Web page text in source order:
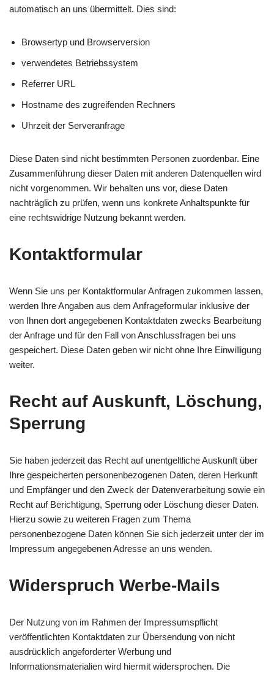
automatisch an uns übermittelt. Dies sind:
Browsertyp und Browserversion
verwendetes Betriebssystem
Referrer URL
Hostname des zugreifenden Rechners
Uhrzeit der Serveranfrage
Diese Daten sind nicht bestimmten Personen zuordenbar. Eine
Zusammenführung dieser Daten mit anderen Datenquellen wird
nicht vorgenommen. Wir behalten uns vor, diese Daten
nachträglich zu prüfen, wenn uns konkrete Anhaltspunkte für
eine rechtswidrige Nutzung bekannt werden.
Kontaktformular
Wenn Sie uns per Kontaktformular Anfragen zukommen lassen,
werden Ihre Angaben aus dem Anfrageformular inklusive der
von Ihnen dort angegebenen Kontaktdaten zwecks Bearbeitung
der Anfrage und für den Fall von Anschlussfragen bei uns
gespeichert. Diese Daten geben wir nicht ohne Ihre Einwilligung
weiter.
Recht auf Auskunft, Löschung,
Sperrung
Sie haben jederzeit das Recht auf unentgeltliche Auskunft über
Ihre gespeicherten personenbezogenen Daten, deren Herkunft
und Empfänger und den Zweck der Datenverarbeitung sowie ein
Recht auf Berichtigung, Sperrung oder Löschung dieser Daten.
Hierzu sowie zu weiteren Fragen zum Thema
personenbezogene Daten können Sie sich jederzeit unter der im
Impressum angegebenen Adresse an uns wenden.
Widerspruch Werbe-Mails
Der Nutzung von im Rahmen der Impressumspflicht
veröffentlichten Kontaktdaten zur Übersendung von nicht
ausdrücklich angeforderter Werbung und
Informationsmaterialien wird hiermit widersprochen. Die